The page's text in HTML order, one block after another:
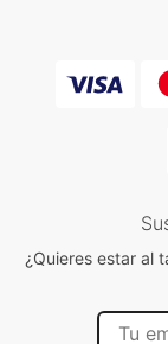
¿Quieres estar al